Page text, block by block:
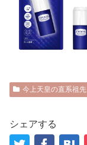
今上天皇の直系祖先
シェアする